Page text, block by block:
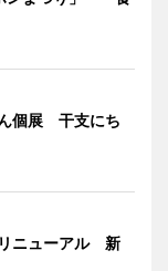
個展 干支にち
ニューアル 新